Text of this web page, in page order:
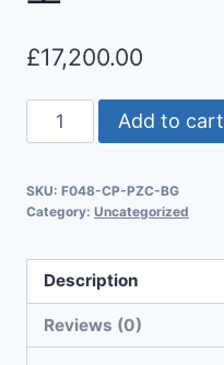
£17,200.00
Add to cart
SKU: F048-CP-PZC-BG
Category: Uncategorized
Description
Reviews (0)